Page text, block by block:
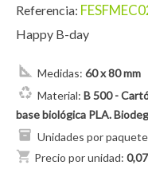
Referencia:
Happy B-day
Medidas: 60 x 80 mm
Material: B 500 -
base biológica PLA.
Unidades por
shopping_cart Precio por unidad: